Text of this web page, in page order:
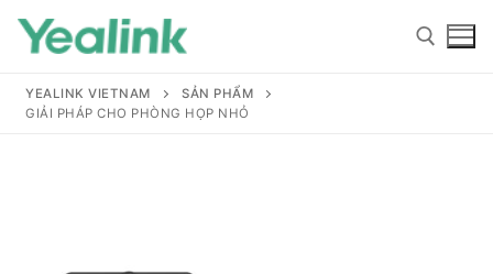
YEALINK VIETNAM
SẢN PHẨM
GIẢI PHÁP CHO PHÒNG HỌP NHỎ